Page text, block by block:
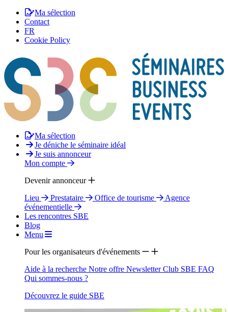
Ma sélection
Contact
FR
Cookie Policy
Ma sélection
Je déniche le séminaire idéal
Je suis annonceur
Mon compte
Devenir annonceur
Lieu
Prestataire Office de tourisme
Agence
événementielle
Les rencontres SBE
Blog
Menu
Pour les organisateurs d'événements
Aide à la recherche Notre offre NewsletterClub SBE FAQ
Qui sommes-nous ?
Découvrez le guide SBE